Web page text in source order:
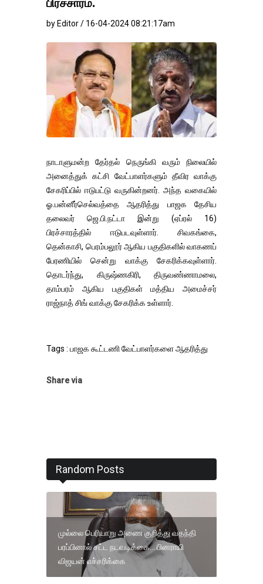
பிர்ச்சாரம்.
by Editor / 16-04-2024 08:21:17am
நாடாளுமன்ற தேர்தல் நெருங்கி வரும் நிலையில்
அனைத்துக் கட்சி வேட்பாளர்களும் தீவிர வாக்கு
சேகரிப்பில் ஈடுபட்டு வருகின்றனர். அந்த வகையில்
ஓ.பன்னீர்செல்வத்தை ஆதரித்து பாஜக தேசிய
தலைவர் ஜெ.பி.நட்டா இன்று (ஏப்ரல் 16)
பிரச்சாரத்தில் ஈடுபடவுள்ளார். சிவகங்கை,
தென்காசி, பெரம்பலூர் ஆகிய பகுதிகளில் வாகணப்
பேரணியில் சென்று வாக்கு சேகரிக்கவுள்ளார்.
தொடர்ந்து, கிருஷ்ணகிரி, திருவண்ணாமலை,
தாம்பரம் ஆகிய பகுதிகள் மத்திய அமைச்சர்
ராஜ்நாத் சிங் வாக்கு சேகரிக்க உள்ளார்.
Tags : பாஜக கூட்டணி வேட்பாளர்களை ஆதரித்து
Share via
Random Posts
முல்லை பெரியாறு அணை குறித்து வதந்தி
பரப்பினால் சட்ட நடவடிக்கை... பினராயி
விஜயன் எச்சரிக்கை